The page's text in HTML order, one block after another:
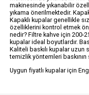
makinesinde yıkanabilir
yıkama önerilmektedir.
Kapaklı kupalar genellikle
özelliklerini kontrol etmek
nedir? Filtre kahve için 200-
kupalar ideal boyutlardır.
Kaliteli baskılı kupalar uzun
temizlik yöntemleri
Uygun fiyatlı kupalar için